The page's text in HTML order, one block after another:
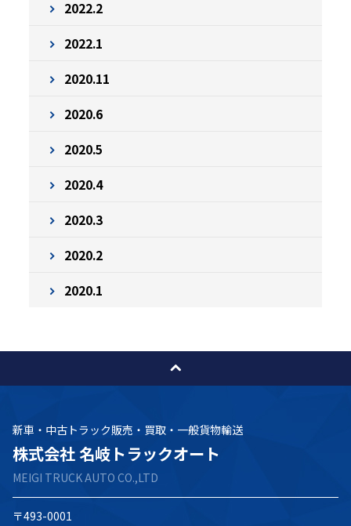
2022.2
2022.1
2020.11
2020.6
2020.5
2020.4
2020.3
2020.2
2020.1
新車・中古トラック販売・買取・一般貨物輸送
株式会社 名岐トラックオート
MEIGI TRUCK AUTO CO.,LTD
〒493-0001